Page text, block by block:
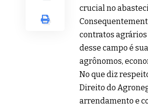
crucial no
contratos
desse campo é
agrônomos,
No que diz
Direito do
arrendamento e